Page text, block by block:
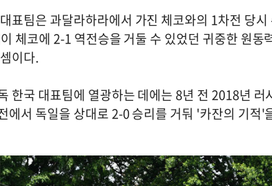
표팀은 과달라하라에서 가진 체코와의 1차전 당
체코에 2-1 역전승을 거둘 수 있었던 귀중한 원동
이다.
한국 대표팀에 열광하는 데에는 8년 전 2018년
에서 독일을 상대로 2-0 승리를 거둬 '카잔의 기적'